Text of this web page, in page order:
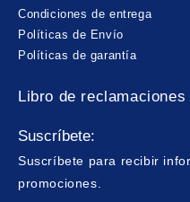
Condiciones de entrega
Políticas de Envío
Políticas de garantía
Libro de reclamaciones
Suscríbete:
Suscríbete para recibir
promociones.